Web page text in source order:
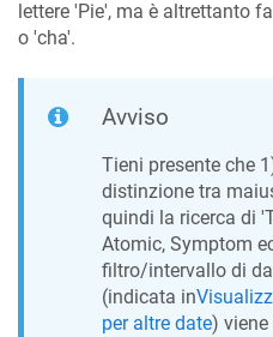
lettere 'Pie', ma è altrettanto
o 'cha'.
Avviso
Tieni presente che
distinzione tra
quindi la ricerca di
Atomic, Symptom
filtro/intervallo di
(indicata in
per altre date)